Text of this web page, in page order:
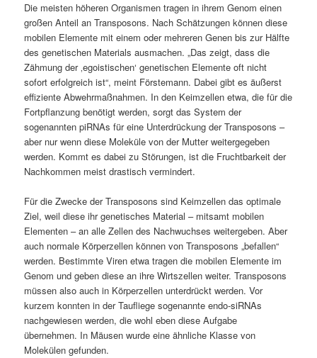
Die meisten höheren Organismen tragen in ihrem Genom einen
großen Anteil an Transposons. Nach Schätzungen können diese
mobilen Elemente mit einem oder mehreren Genen bis zur Hälfte
des genetischen Materials ausmachen. „Das zeigt, dass die
Zähmung der ‚egoistischen‘ genetischen Elemente oft nicht
sofort erfolgreich ist“, meint Förstemann. Dabei gibt es äußerst
effiziente Abwehrmaßnahmen. In den Keimzellen etwa, die für die
Fortpflanzung benötigt werden, sorgt das System der
sogenannten piRNAs für eine Unterdrückung der Transposons –
aber nur wenn diese Moleküle von der Mutter weitergegeben
werden. Kommt es dabei zu Störungen, ist die Fruchtbarkeit der
Nachkommen meist drastisch vermindert.
Für die Zwecke der Transposons sind Keimzellen das optimale
Ziel, weil diese ihr genetisches Material – mitsamt mobilen
Elementen – an alle Zellen des Nachwuchses weitergeben. Aber
auch normale Körperzellen können von Transposons „befallen“
werden. Bestimmte Viren etwa tragen die mobilen Elemente im
Genom und geben diese an ihre Wirtszellen weiter. Transposons
müssen also auch in Körperzellen unterdrückt werden. Vor
kurzem konnten in der Taufliege sogenannte endo-siRNAs
nachgewiesen werden, die wohl eben diese Aufgabe
übernehmen. In Mäusen wurde eine ähnliche Klasse von
Molekülen gefunden.